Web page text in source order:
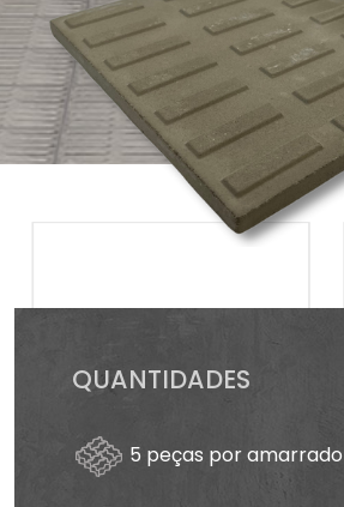
QUANTIDADES
5 peças por amarrado